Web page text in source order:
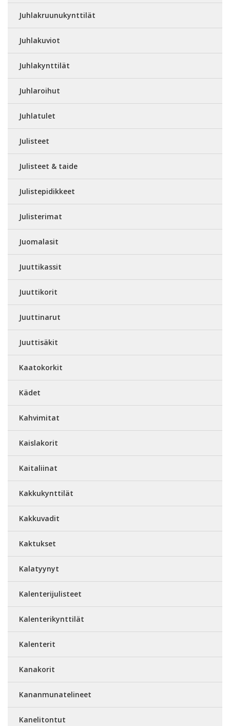
Juhlakruunukynttilät
Juhlakuviot
Juhlakynttilät
Juhlaroihut
Juhlatulet
Julisteet
Julisteet & taide
Julistepidikkeet
Julisterimat
Juomalasit
Juuttikassit
Juuttikorit
Juuttinarut
Juuttisäkit
Kaatokorkit
Kädet
Kahvimitat
Kaislakorit
Kaitaliinat
Kakkukynttilät
Kakkuvadit
Kaktukset
Kalatyynyt
Kalenterijulisteet
Kalenterikynttilät
Kalenterit
Kanakorit
Kananmunatelineet
Kanelitontut